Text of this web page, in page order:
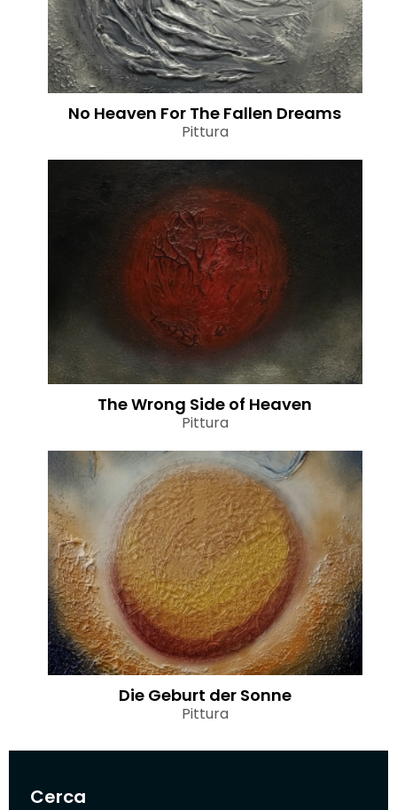
Cerca
No Heaven For The Fallen Dreams
Pittura
The Wrong Side of Heaven
Pittura
Die Geburt der Sonne
Pittura